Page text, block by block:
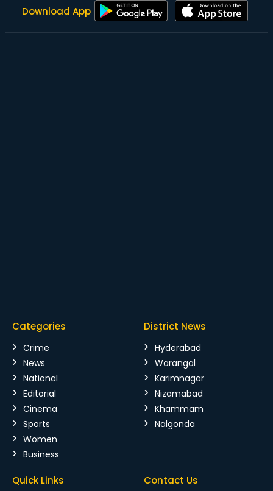
Download App
Categories
Crime
News
National
Editorial
Cinema
Sports
Women
Business
District News
Hyderabad
Warangal
Karimnagar
Nizamabad
Khammam
Nalgonda
Quick Links Contact Us